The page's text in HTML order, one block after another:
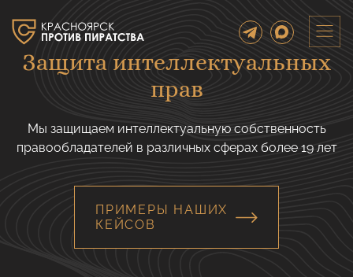
Защита интеллектуальных
прав
Мы защищаем интеллектуальную собственность
правообладателей в различных сферах более 19 лет
ПРИМЕРЫ НАШИХ
КЕЙСОВ